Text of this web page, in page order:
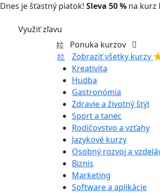
Dnes je šťastný piatok! Sleva 50 % na kurz
Využiť zľavu
Ponuka kurzov
Zobraziť všetky kurzy
Kreativita
Hudba
Gastronómia
Zdravie a životný štýl
Sport a tanec
Rodičovstvo a vzťahy
Jazykové kurzy
Osobný rozvoj a
Biznis
Marketing
Software a aplikácie